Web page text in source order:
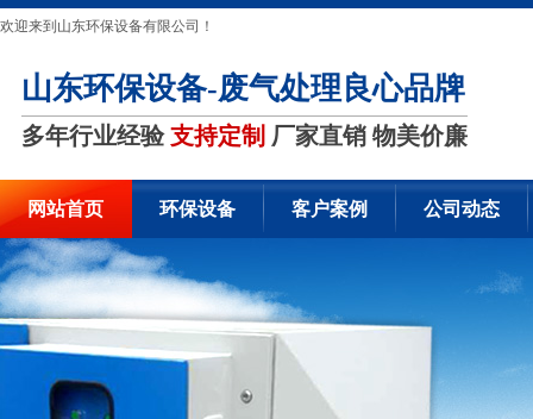
欢迎来到山东环保设备有限公司！
山东环保设备-废气处理良心品牌
多年行业经验支持定制 厂家直销 物美价廉
网站首页 环保设备 客户案例 公司动态